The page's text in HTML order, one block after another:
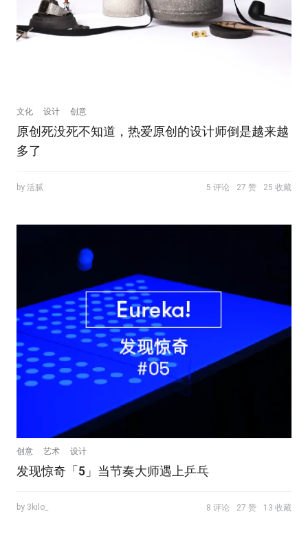
文化 设计 创意
原创死没死不知道，热爱原创的设计师倒是越来越
多了
by 活腻 5 评论 27 赞 25 收藏
创意 艺术 设计
发现惊奇「5」当节奏大师遇上乒乓
by 3kilo_ 8 评论 27 赞 13 收藏